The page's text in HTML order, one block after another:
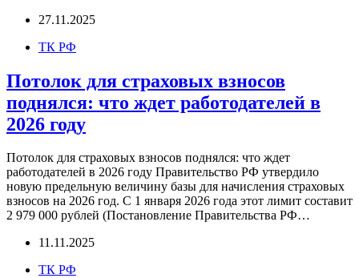
27.11.2025
ТК РФ
Потолок для страховых взносов
поднялся: что ждет работодателей в
2026 году
Потолок для страховых взносов поднялся: что ждет
работодателей в 2026 году Правительство РФ утвердило
новую предельную величину базы для начисления страховых
взносов на 2026 год. С 1 января 2026 года этот лимит составит
2 979 000 рублей (Постановление Правительства РФ…
11.11.2025
ТК РФ